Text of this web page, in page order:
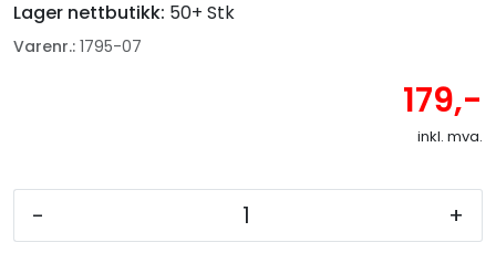
Lager nettbutikk: 50+ Stk
Varenr.: 1795-07
179,-
inkl. mva.
- +